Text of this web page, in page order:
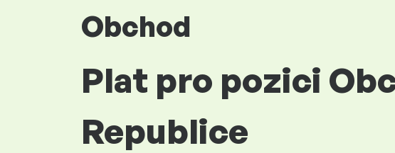
Obchod
Plat pro pozici
Republice